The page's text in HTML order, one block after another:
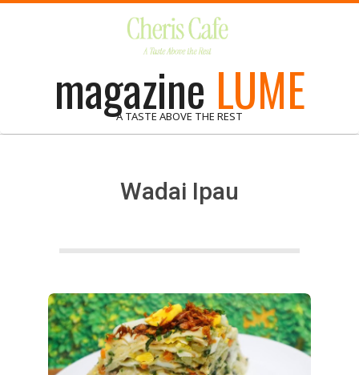
magazine LUME
A TASTE ABOVE THE REST
Wadai Ipau